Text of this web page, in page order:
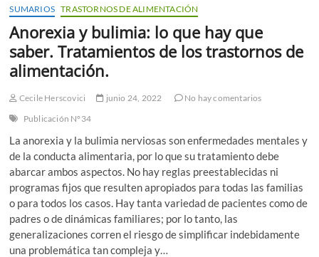
síntoma
en
los
trastornos
de
la
alimentaria
SUMARIOS TRASTORNOS DE ALIMENTACIÓN
Anorexia y bulimia: lo que hay que
saber. Tratamientos de los trastornos de
alimentación.
Cecile Herscovici junio 24, 2022
No hay comentarios
Publicación N°34
La anorexia y la bulimia nerviosas son enfermedades mentales y
de la conducta alimentaria, por lo que su tratamiento debe
abarcar ambos aspectos. No hay reglas preestablecidas ni
programas fijos que resulten apropiados para todas las familias
o para todos los casos. Hay tanta variedad de pacientes como de
padres o de dinámicas familiares; por lo tanto, las
generalizaciones corren el riesgo de simplificar indebidamente
una problemática tan compleja y…